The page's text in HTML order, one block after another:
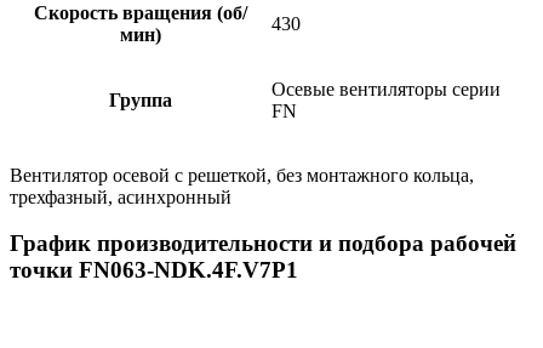
Скорость вращения (об/
мин)
430
Группа
Осевые вентиляторы серии
FN
Вентилятор осевой с решеткой, без монтажного кольца,
трехфазный, асинхронный
График производительности и подбора рабочей
точки FN063-NDK.4F.V7P1